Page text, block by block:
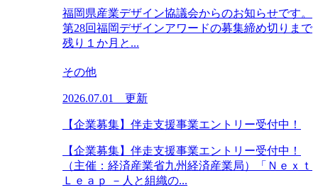
福岡県産業デザイン協議会からのお知らせです。
第28回福岡デザインアワードの募集締め切りまで
残り１か月と...
その他
2026.07.01 更新
【企業募集】伴走支援事業エントリー受付中！
【企業募集】伴走支援事業エントリー受付中！
（主催：経済産業省九州経済産業局）「Ｎｅｘｔ
Ｌｅａｐ －人と組織の...